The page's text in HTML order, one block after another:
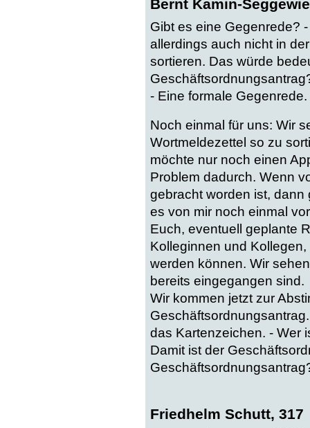
Bernt Kamin-
Gibt es eine Gegenrede?
allerdings auch nicht in
sortieren. Das würde
- Eine formale
Noch einmal für uns: Wir
Wortmeldezettel so zu
möchte nur noch einen
Problem dadurch. Wenn
gebracht worden ist,
es von mir noch einmal
Euch, eventuell geplante
Kolleginnen und
werden können. Wir
bereits eingegangen sind.
Wir kommen jetzt zur
das Kartenzeichen. - Wer
Damit ist der
Friedhelm Schutt, 317